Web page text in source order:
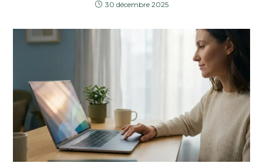
30 décembre 2025